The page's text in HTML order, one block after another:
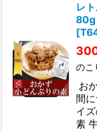
レ
80g
[
のこ
お
間
イ
素